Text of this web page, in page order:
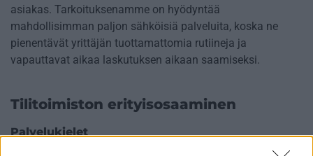
asiakas. Tarkoituksenamme on hyödyntää
mahdollisimman paljon sähköisiä palveluita, koska ne
pienentävät yrittäjän tuottamattomia rutiineja ja
vapauttavat aikaa laskutuksen aikaan saamiseksi.
Tilitoimiston erityisosaaminen
Palvelukielet